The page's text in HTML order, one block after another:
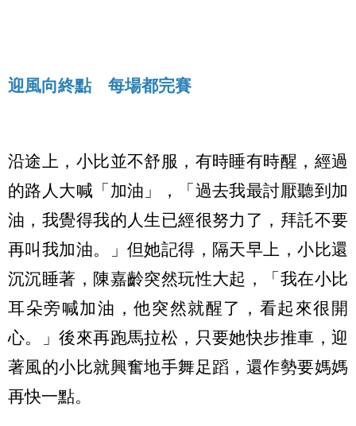
迎風向終點 每場都完賽
沿途上，小比並不舒服，有時睡有時醒，經過
的路人大喊「加油」，「過去我最討厭聽到加
油，我覺得我的人生已經很努力了，拜託不要
再叫我加油。」但她記得，隔天早上，小比還
沉沉睡著，陳嘉齡突然玩性大起，「我在小比
耳朵旁喊加油，他突然就醒了，看起來很開
心。」後來再跑馬拉松，只要她快步推車，迎
著風的小比就興奮地手舞足蹈，還作勢要媽媽
再快一點。